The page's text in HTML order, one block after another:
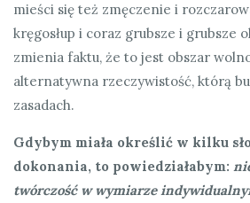
mieści się też zmęczenie i
kręgosłup i coraz grubsze i grubsze
zmienia faktu, że to jest obszar
alternatywna rzeczywistość, którą
zasadach.
Gdybym miała określić w kilku
dokonania, to powiedziałabym:
twórczość w wymiarze